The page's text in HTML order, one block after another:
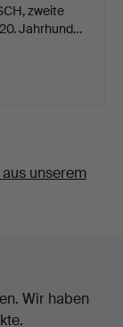
zweite
Jahrhund…
unserem
Wir haben